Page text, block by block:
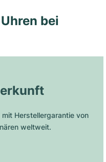
bei
mit Herstellergarantie von
weltweit.